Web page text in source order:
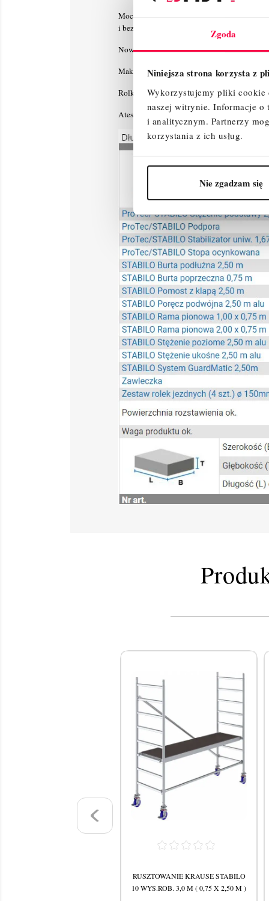
Zgoda
Niniejsza strona korzysta z
Wykorzystujemy pliki cookie
naszej witrynie. Informacje o
i analitycznym. Partnerzy
korzystania z ich usług.
Nie zgadzam się
Mocowanie poręczy 6-punktowe zapewnia
i bezpieczny montaż i demontaż.
Nowoczesny i innowacyjny kształt stężeń
Maksymalna odległość pomiędzy kolejnymi
Rolki jezdne z regulacją wysokości (Ø 150
Atestowane przez TÜV, nośność 200 kg/m²
RUSZTOWANIE KRAUSE STABILO
10 WYS.ROB. 3,0 M ( 0,75 X 2,50 M )